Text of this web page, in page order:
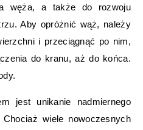
węża, a także do rozwoju
Aby opróżnić wąż, należy
i przeciągnąć po nim,
do kranu, aż do końca.
jest unikanie nadmiernego
wiele nowoczesnych